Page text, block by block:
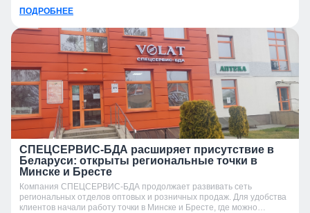
ПОДРОБНЕЕ
СПЕЦСЕРВИС-БДА расширяет присутствие в
Беларуси: открыты региональные точки в
Минске и Бресте
Компания СПЕЦСЕРВИС-БДА продолжает развивать сеть
региональных отделов оптовых и розничных продаж. Для удобства
клиентов начали работу точки в Минске и Бресте, где можно